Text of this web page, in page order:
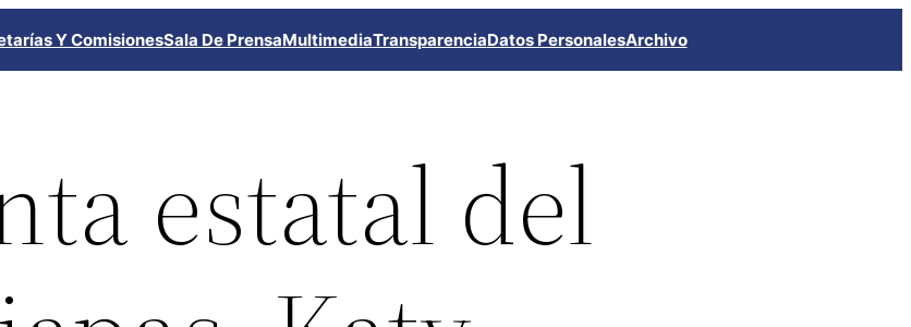
Y ComisionesSala De PrensaMultimediaTransparenciaDatos PersonalesArchivo
estatal del